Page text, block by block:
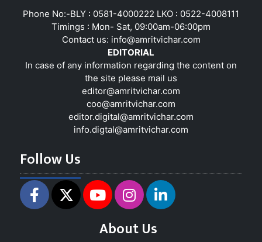
Phone No:-BLY : 0581-4000222 LKO : 0522-4008111
Timings : Mon- Sat, 09:00am-06:00pm
Contact us: info@amritvichar.com
EDITORIAL
In case of any information regarding the content on
the site please mail us
editor@amritvichar.com
coo@amritvichar.com
editor.digital@amritvichar.com
info.digtal@amritvichar.com
Follow Us
About Us